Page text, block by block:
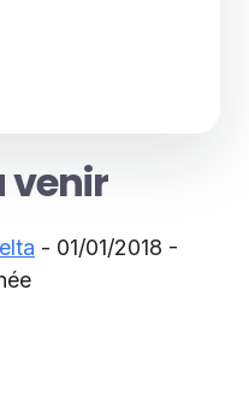
venir
- 01/01/2018 -